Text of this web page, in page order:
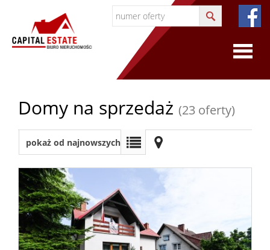
O
Domy na sprzedaż (23 oferty)
pokaż od najnowszych